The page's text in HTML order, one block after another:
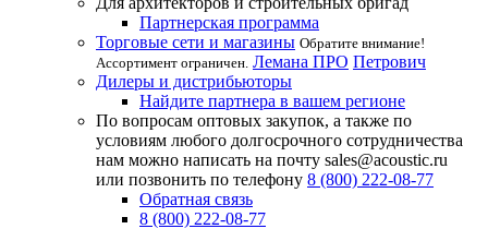
Партнерская программа
Торговые сети и магазины Обратите внимание!
Ассортимент ограничен. Лемана ПРО Петрович
Дилеры и дистрибьюторы
Найдите партнера в вашем регионе
По вопросам оптовых закупок, а также по
условиям любого долгосрочного сотрудничества
нам можно написать на почту sales@acoustic.ru
или позвонить по телефону 8 (800) 222-08-77
Обратная связь
8 (800) 222-08-77